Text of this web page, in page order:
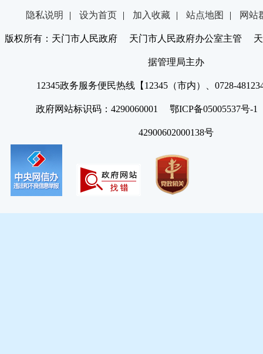
隐私说明 | 设为首页 | 加入收藏 | 站点地图 | 网站
版权所有：天门市人民政府 天门市人民政府办公室主管 天
据管理局主办
12345政务服务便民热线【12345（市内）、0728-
政府网站标识码：4290060001 鄂ICP备05005537号
42900602000138号